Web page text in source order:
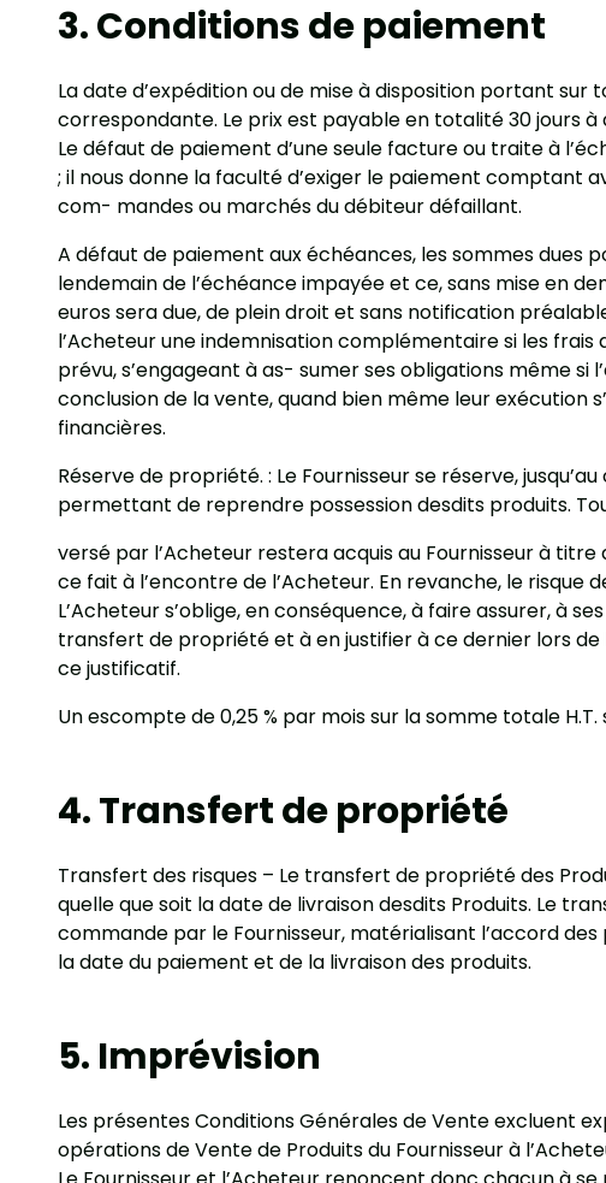
3. Conditions de paiement
La date d’expédition ou de mise à disposition portant
correspondante. Le prix est payable en totalité 30 jours à
Le défaut de paiement d’une seule facture ou traite à
; il nous donne la faculté d’exiger le paiement comptant
com- mandes ou marchés du débiteur défaillant.
A défaut de paiement aux échéances, les sommes dues
lendemain de l’échéance impayée et ce, sans mise en
euros sera due, de plein droit et sans notification
l’Acheteur une indemnisation complémentaire si les
prévu, s’engageant à as- sumer ses obligations même
conclusion de la vente, quand bien même leur
financières.
Réserve de propriété. : Le Fournisseur se réserve,
permettant de reprendre possession desdits produits.
versé par l’Acheteur restera acquis au Fournisseur à
ce fait à l’encontre de l’Acheteur. En revanche, le
L’Acheteur s’oblige, en conséquence, à faire assurer, à
transfert de propriété et à en justifier à ce dernier lors de
ce justificatif.
Un escompte de 0,25 % par mois sur la somme totale
4. Transfert de propriété
Transfert des risques – Le transfert de propriété des
quelle que soit la date de livraison desdits Produits. Le
commande par le Fournisseur, matérialisant l’accord
la date du paiement et de la livraison des produits.
5. Imprévision
Les présentes Conditions Générales de Vente excluent
opérations de Vente de Produits du Fournisseur à